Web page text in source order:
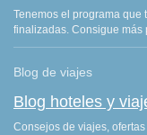
Tenemos el programa que
finalizadas. Consigue más
Blog de viajes
Blog hoteles y
Consejos de viajes,